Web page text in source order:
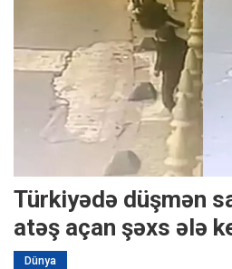
Türkiyədə düşmən
atəş açan şəxs ələ
Dünya